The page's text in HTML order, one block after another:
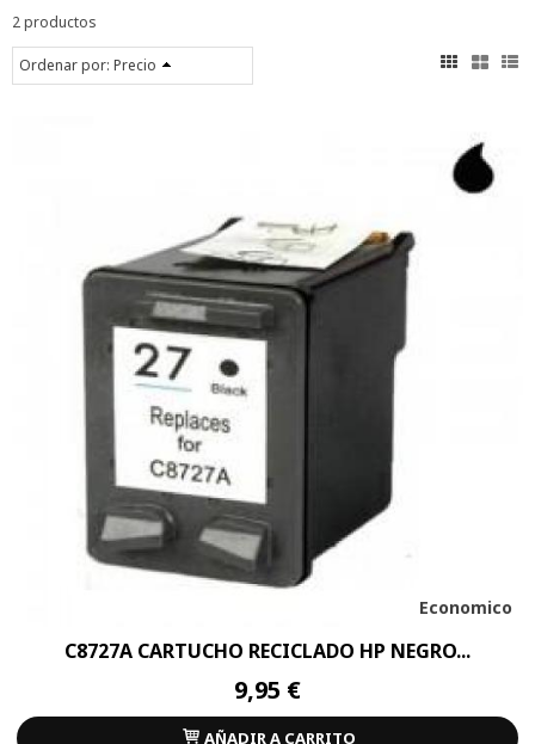
2 productos
Ordenar por: Precio
Economico
C8727A CARTUCHO RECICLADO HP NEGRO...
9,95 €
AÑADIR A CARRITO